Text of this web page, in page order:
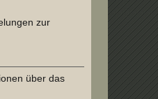
zur
über das